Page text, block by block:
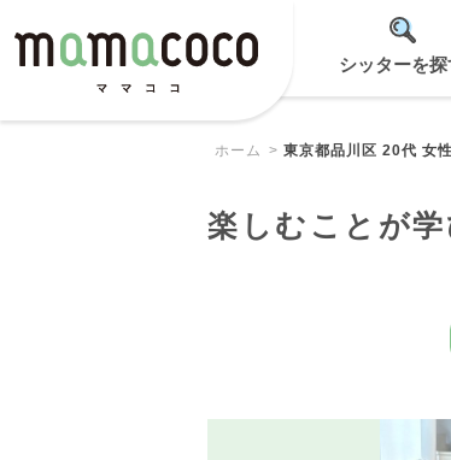
シッターを探
ホーム 東京都品川区 20代 女性
楽しむことが